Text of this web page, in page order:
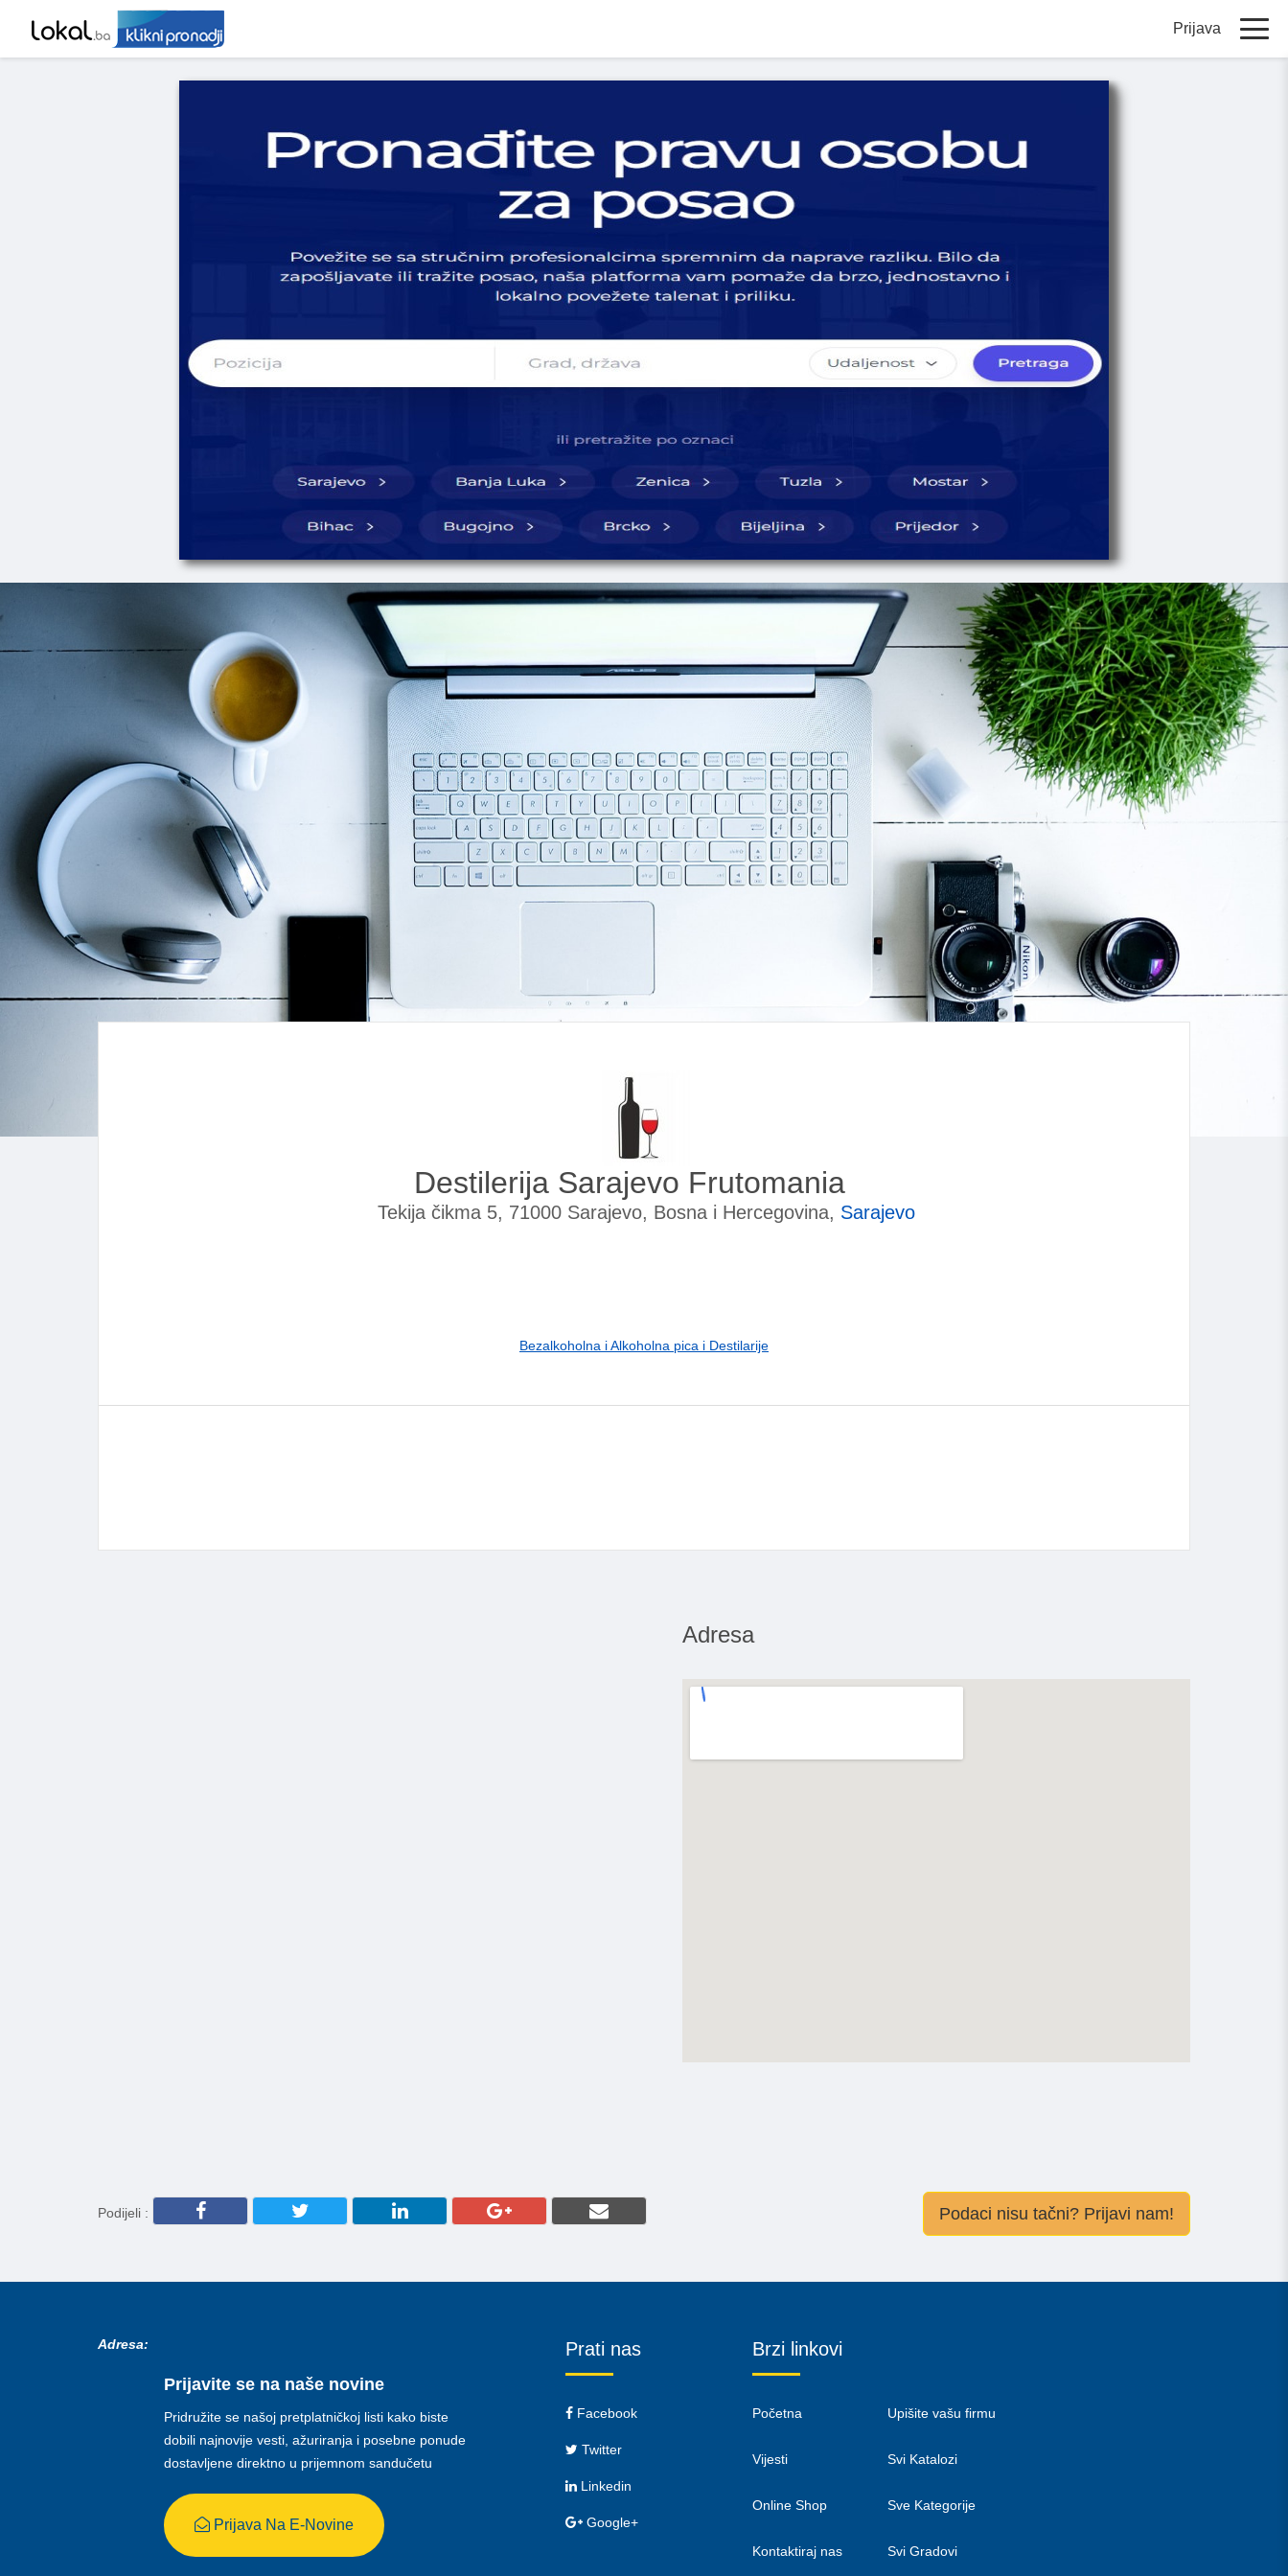
Prijava
Destilerija Sarajevo Frutomania
Tekija čikma 5, 71000 Sarajevo, Bosna i Hercegovina, Sarajevo
Bezalkoholna i Alkoholna pica i Destilarije
Adresa
Podijeli : Podaci nisu tačni? Prijavi nam!
Adresa:
Prijavite se na naše novine
Pridružite se našoj pretplatničkoj listi kako biste
dobili najnovije vesti, ažuriranja i posebne ponude
dostavljene direktno u prijemnom sandučetu
Prijava Na E-Novine
Prati nas
Facebook
Twitter
Linkedin
Google+
Brzi linkovi
Početna
Vijesti
Online Shop
Kontaktiraj nas
Upišite vašu firmu
Svi Katalozi
Sve Kategorije
Svi Gradovi